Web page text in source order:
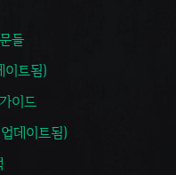
들
이트됨)
이드
데이트됨)